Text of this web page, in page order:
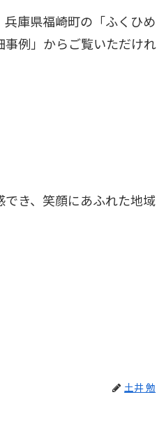
庫県福崎町の「ふくひめ
例」からご覧いただけれ
き、笑顔にあふれた地域
土井 勉